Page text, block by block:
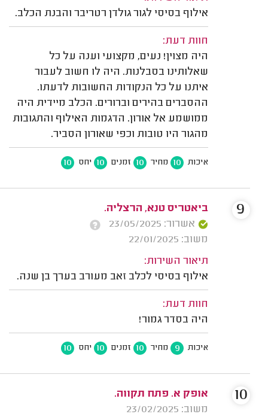
אילוף בסיסי לגור גולדן רטריבר והבנת הכלב.
חוות דעת:
היה מצוין! נעים, מקצועי וענה על כל
שאלותינו בסבלנות. היה לו חשוב לעבור
איתנו על כל הנקודות החשובות לדעתו.
ההסברים בהירים וברורים. הכלב מיידית היה
ממושמע אל אורון. הדגמות האילוף והתגובות
מהגור היו טובות וכפי שאורון הסביר.
איכות 10 מחיר 10 זמנים 10 יחס 10
ביאטריס טנא, הרצליה.
אשרור: 23/05/2025
משוב: 22/01/2025
תיאור השירות:
אילוף בסיסי לכלב זאב מעורב בערך בן שנה.
חוות דעת:
היה בסדר גמור!
איכות 9 מחיר 10 זמנים 10 יחס 10
9
אופק א. פתח תקווה.
משוב: 23/02/2025
10